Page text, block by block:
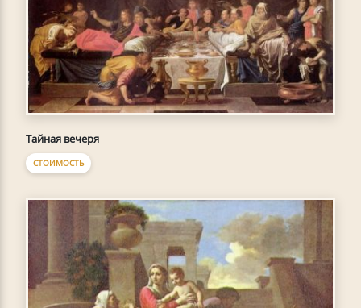
Тайная вечеря
СТОИМОСТЬ